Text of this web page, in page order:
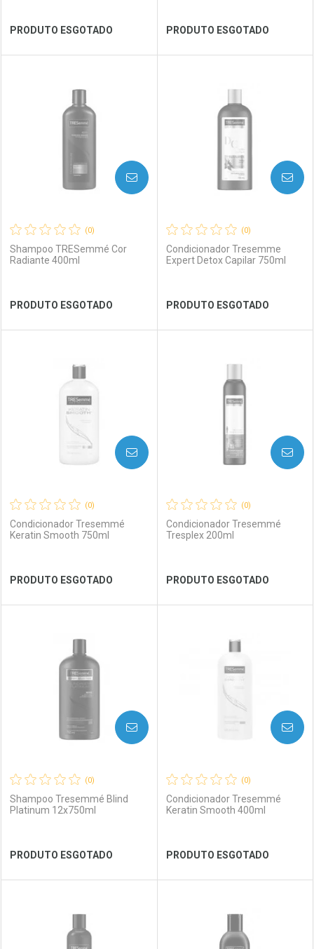
Ver Desconto Convênio Ver Desconto Convênio
PRODUTO ESGOTADO
Laboratório
Ver Desconto Convênio
Por Menos
PRODUTO ESGOTADO
Laboratório
Ver Desconto Convênio
Por Menos
(0)
Shampoo TRESemmé Cor
Radiante 400ml
PRODUTO ESGOTADO
AVISE-ME
Laboratório
Ver Desconto Convênio
Por Menos
(0)
Condicionador Tresemme
Expert Detox Capilar 750ml
PRODUTO ESGOTADO
AVISE-ME
Laboratório
Ver Desconto Convênio
Por Menos
(0)
Condicionador Tresemmé
Keratin Smooth 750ml
PRODUTO ESGOTADO
AVISE-ME
Laboratório
Ver Desconto Convênio
Por Menos
(0)
Condicionador Tresemmé
Tresplex 200ml
PRODUTO ESGOTADO
AVISE-ME
Laboratório
Ver Desconto Convênio
Por Menos
(0)
Shampoo Tresemmé Blind
Platinum 12x750ml
PRODUTO ESGOTADO
AVISE-ME
Laboratório
Por Menos
(0)
Condicionador Tresemmé
Keratin Smooth 400ml
PRODUTO ESGOTADO
AVISE-ME
Laboratório
Por Menos